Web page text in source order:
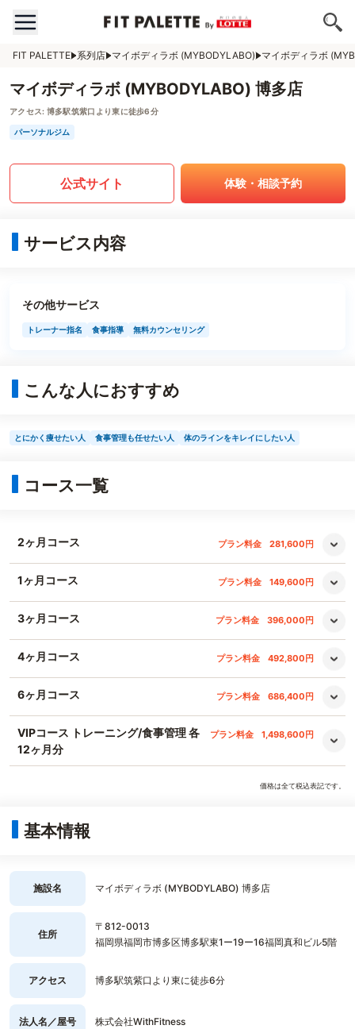
FIT PALETTE 系列店 マイボディラボ (MYBODYLABO) マイボディラボ
マイボディラボ (MYBODYLABO) 博多店
アクセス: 博多駅筑紫口より東に徒歩6分
パーソナルジム
公式サイト 体験・相談予約
サービス内容
その他サービス
トレーナー指名 食事指導 無料カウンセリング
こんな人におすすめ
とにかく痩せたい人 食事管理も任せたい人 体のラインをキレイにしたい人
コース一覧
2ヶ月コース プラン料金 281,600円
1ヶ月コース プラン料金 149,600円
3ヶ月コース プラン料金 396,000円
4ヶ月コース プラン料金 492,800円
6ヶ月コース プラン料金 686,400円
VIPコース トレーニング/食事管理 各
12ヶ月分
プラン料金 1,498,600円
価格は全て税込表記です。
基本情報
施設名 マイボディラボ (MYBODYLABO) 博多店
住所
〒812-0013
福岡県福岡市博多区博多駅東1ー19ー16福岡真和ビル5階
アクセス 博多駅筑紫口より東に徒歩6分
法人名／屋号 株式会社WithFitness